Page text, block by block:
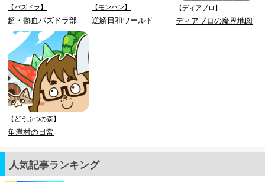
【パズドラ】
超・熱血パズドラ部
【モンハン】
逆鱗日和ワールド
【ディアブロ】
ディアブロの魔界地図
【どうぶつの森】
角満村の日常
人気記事ランキング